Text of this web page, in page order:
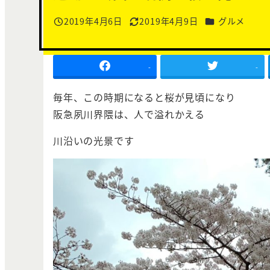
投稿日
2019年4月6日
更新日
2019年4月9日 カテゴリー
グルメ
- -
毎年、この時期になると桜が見頃になり
阪急夙川界隈は、人で溢れかえる
川沿いの光景です